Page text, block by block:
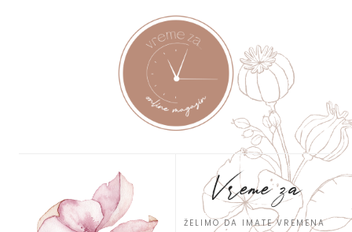
Vreme za
ŽELIMO DA IMATE VREMENA